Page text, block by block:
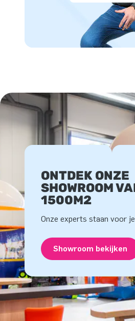
ONTDEK ONZE
SHOWROOM
1500M2
Onze experts staan voor
Showroom bekijken